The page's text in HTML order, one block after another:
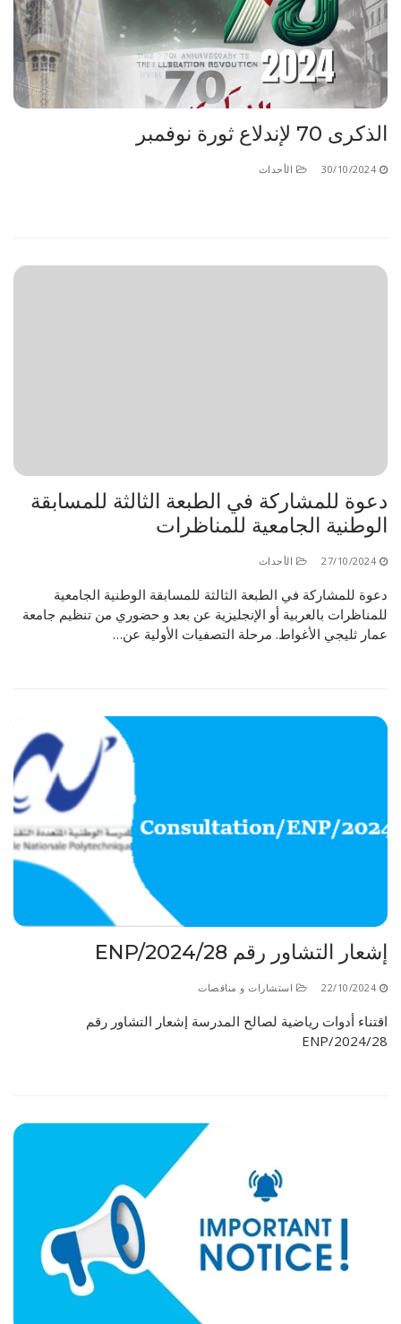
الأقــســــام الـتـحــضـيـريـــة
البرنامج الدراسي
عروض التكوين
التربصات
الشهادات
الذكرى 70 لإندلاع ثورة نوفمبر
30/10/2024 الأحداث
دعوة للمشاركة في الطبعة الثالثة للمسابقة
الوطنية الجامعية للمناظرات
27/10/2024 الأحداث
دعوة للمشاركة في الطبعة الثالثة للمسابقة الوطنية الجامعية
للمناظرات بالعربية أو الإنجليزية عن بعد و حضوري من تنظيم جامعة
عمار ثليجي الأغواط. مرحلة التصفيات الأولية عن…
إشعار التشاور رقم 28/ENP/2024
22/10/2024 استشارات و مناقصات
اقتناء أدوات رياضية لصالح المدرسة إشعار التشاور رقم
28/ENP/2024